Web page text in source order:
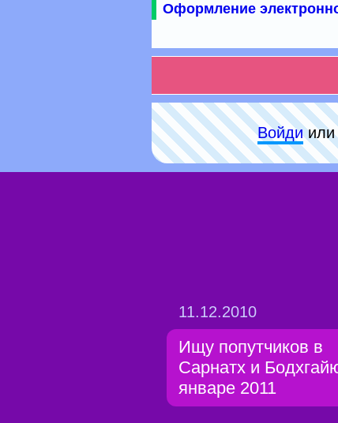
Оформление
Войди
11.12.2010
Ищу попутчиков в
Сарнатх и
январе 2011